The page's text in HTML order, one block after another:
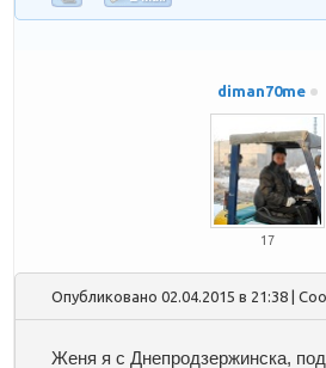
diman70me
17
Опубликовано 02.04.2015 в 21:38 |
Женя я с Днепродзержинска,